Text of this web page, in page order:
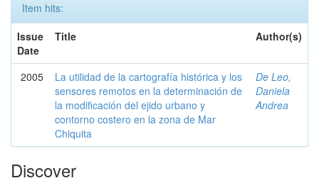
Item hits:
Issue
Date
Title Author(s)
2005
La utilidad de la cartografía histórica y los
sensores remotos en la determinación de
la modificación del ejido urbano y
contorno costero en la zona de Mar
Chiquita
De Leo,
Daniela
Andrea
Discover